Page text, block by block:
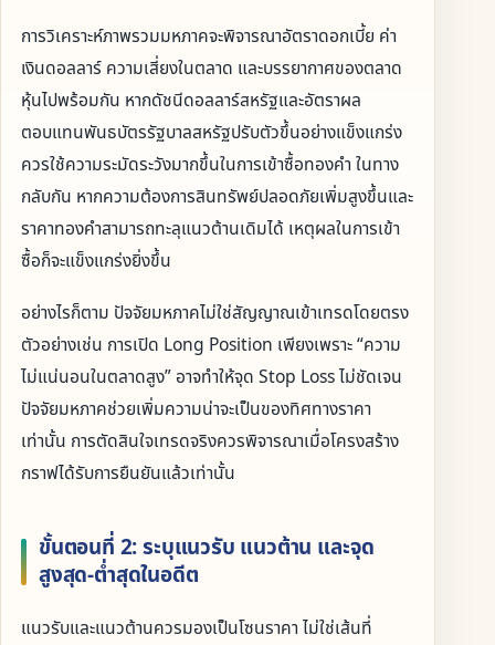
การวิเคราะห์ภาพรวมมหภาคจะพิจารณาอัตราดอกเบี้ย ค่า
เงินดอลลาร์ ความเสี่ยงในตลาด และบรรยากาศของตลาด
หุ้นไปพร้อมกัน หากดัชนีดอลลาร์สหรัฐและอัตราผล
ตอบแทนพันธบัตรรัฐบาลสหรัฐปรับตัวขึ้นอย่างแข็งแกร่ง
ควรใช้ความระมัดระวังมากขึ้นในการเข้าซื้อทองคำ ในทาง
กลับกัน หากความต้องการสินทรัพย์ปลอดภัยเพิ่มสูงขึ้นและ
ราคาทองคำสามารถทะลุแนวต้านเดิมได้ เหตุผลในการเข้า
ซื้อก็จะแข็งแกร่งยิ่งขึ้น
อย่างไรก็ตาม ปัจจัยมหภาคไม่ใช่สัญญาณเข้าเทรดโดยตรง
ตัวอย่างเช่น การเปิด Long Position เพียงเพราะ “ความ
ไม่แน่นอนในตลาดสูง” อาจทำให้จุด Stop Loss ไม่ชัดเจน
ปัจจัยมหภาคช่วยเพิ่มความน่าจะเป็นของทิศทางราคา
เท่านั้น การตัดสินใจเทรดจริงควรพิจารณาเมื่อโครงสร้าง
กราฟได้รับการยืนยันแล้วเท่านั้น
ขั้นตอนที่ 2: ระบุแนวรับ แนวต้าน และจุด
สูงสุด-ต่ำสุดในอดีต
แนวรับและแนวต้านควรมองเป็นโซนราคา ไม่ใช่เส้นที่